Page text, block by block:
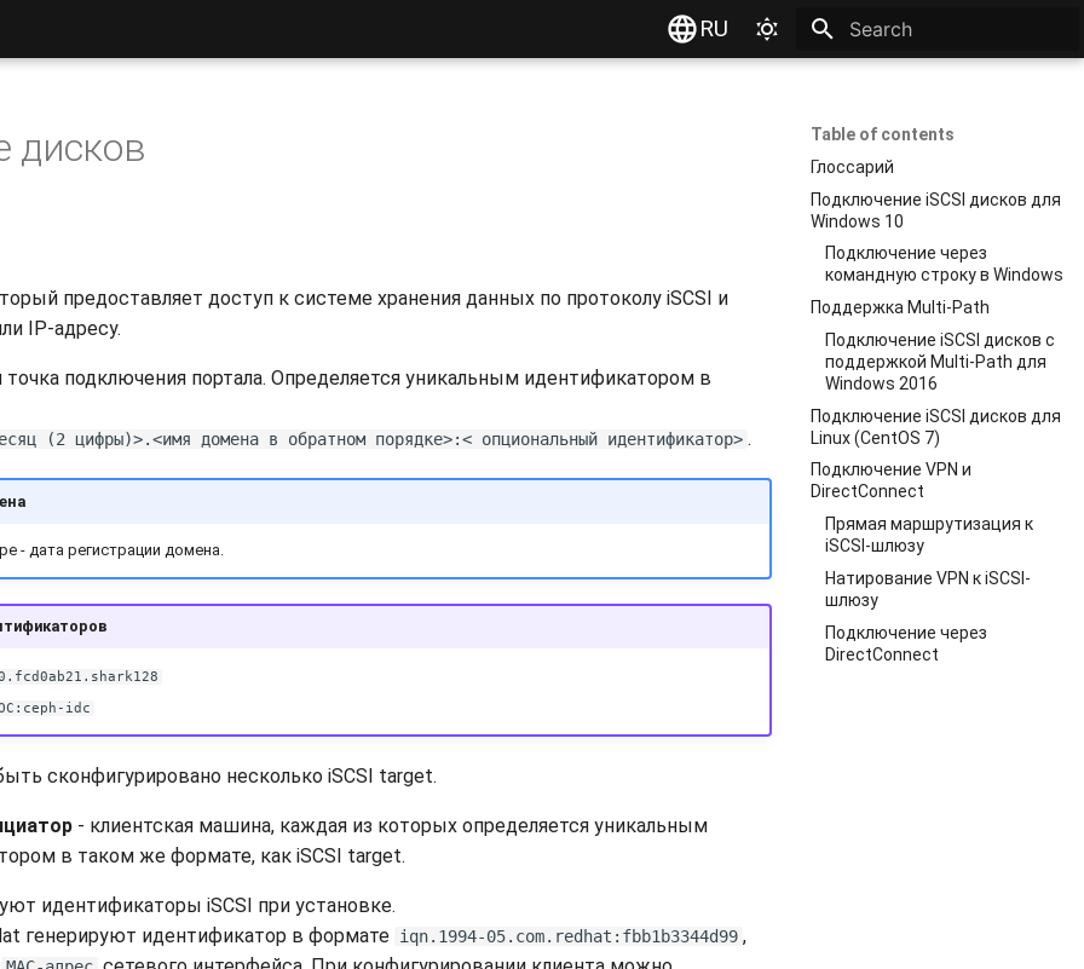
RU
Table of contents
Глоссарий
Подключение iSCSI дисков для
Windows 10
Подключение через
командную строку в Windows
Поддержка Multi-Path
Подключение iSCSI дисков c
поддержкой Multi-Path для
Windows 2016
Подключение iSCSI дисков для
Linux (CentOS 7)
Подключение VPN и
DirectConnect
Прямая маршрутизация к
iSCSI-шлюзу
Натирование VPN к iSCSI-
шлюзу
Подключение через
DirectConnect
дисков
предоставляет доступ к системе хранения данных по протоколу iSCSI и
IP-адресу.
точка подключения портала. Определяется уникальным идентификатором в
(2 цифры)>.<имя домена в обратном порядке>:< опциональный идентификатор> .
- дата регистрации домена.
idc
сконфигурировано несколько iSCSI target.
- клиентская машина, каждая из которых определяется уникальным
в таком же формате, как iSCSI target.
идентификаторы iSCSI при установке.
генерируют идентификатор в формате iqn.1994-05.com.redhat:fbb1b3344d99 ,